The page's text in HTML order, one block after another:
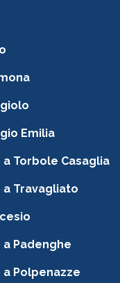
Emilia
Torbole Casaglia
Travagliato
Padenghe
Polpenazze